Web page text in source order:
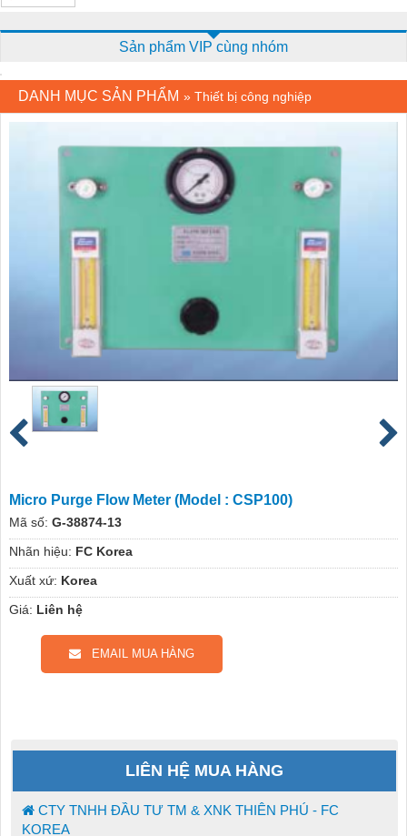
Sản phẩm VIP cùng nhóm
DANH MỤC SẢN PHẨM » Thiết bị công nghiệp
Micro Purge Flow Meter (Model : CSP100)
Mã số: G-38874-13
Nhãn hiệu: FC Korea
Xuất xứ: Korea
Giá: Liên hệ
EMAIL MUA HÀNG
LIÊN HỆ MUA HÀNG
CTY TNHH ĐẦU TƯ TM & XNK THIÊN PHÚ - FC
KOREA